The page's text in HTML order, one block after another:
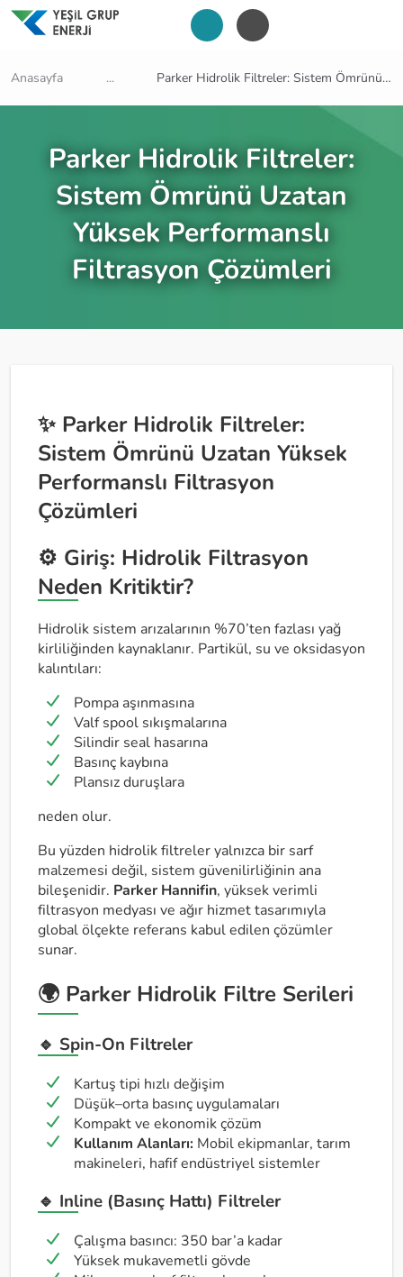
Parker Hidrolik Filtreler:
Sistem Ömrünü Uzatan
Yüksek Performanslı
Filtrasyon Çözümleri
Anasayfa ... Parker Hidrolik Filtreler: Sistem Ömrünü Uzatan Yüksek Performanslı Filtrasyon Çözümleri
✨ Parker Hidrolik Filtreler:
Sistem Ömrünü Uzatan Yüksek
Performanslı Filtrasyon
Çözümleri
⚙️ Giriş: Hidrolik Filtrasyon
Neden Kritiktir?
Hidrolik sistem arızalarının %70’ten fazlası yağ
kirliliğinden kaynaklanır. Partikül, su ve oksidasyon
kalıntıları:
Pompa aşınmasına
Valf spool sıkışmalarına
Silindir seal hasarına
Basınç kaybına
Plansız duruşlara
neden olur.
Bu yüzden hidrolik filtreler yalnızca bir sarf
malzemesi değil, sistem güvenilirliğinin ana
bileşenidir. Parker Hannifin, yüksek verimli
filtrasyon medyası ve ağır hizmet tasarımıyla
global ölçekte referans kabul edilen çözümler
sunar.
🌍 Parker Hidrolik Filtre Serileri
🔹 Spin-On Filtreler
Kartuş tipi hızlı değişim
Düşük–orta basınç uygulamaları
Kompakt ve ekonomik çözüm
Kullanım Alanları: Mobil ekipmanlar, tarım
makineleri, hafif endüstriyel sistemler
🔹 Inline (Basınç Hattı) Filtreler
Çalışma basıncı: 350 bar’a kadar
Yüksek mukavemetli gövde